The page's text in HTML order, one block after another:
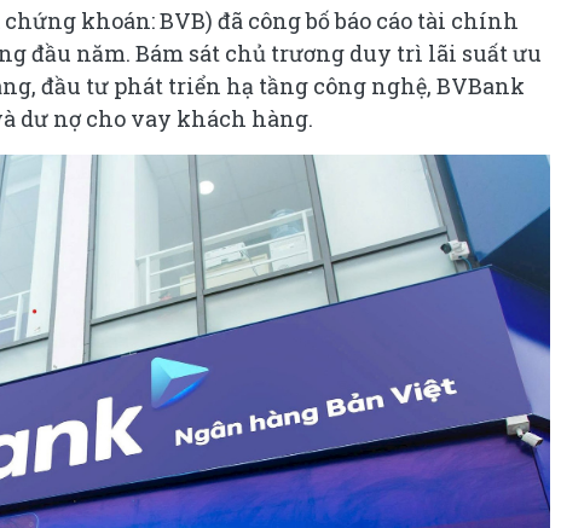
khoán: BVB) đã công bố báo cáo tài chính
đầu năm. Bám sát chủ trương duy trì lãi suất ưu
đầu tư phát triển hạ tầng công nghệ, BVBank
dư nợ cho vay khách hàng.